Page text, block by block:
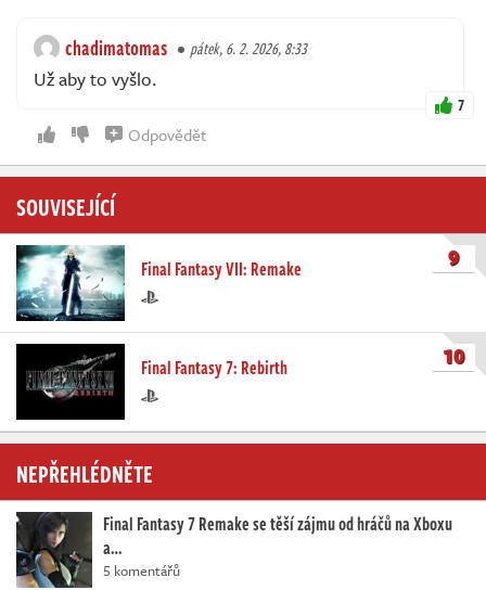
chadimatomas pátek, 6. 2. 2026, 8:33
Už aby to vyšlo.
7
Odpovědět
SOUVISEJÍCÍ
Final Fantasy VII: Remake 9
Final Fantasy 7: Rebirth 10
NEPŘEHLÉDNĚTE
Final Fantasy 7 Remake se těší zájmu od hráčů na Xboxu
a…
5 komentářů